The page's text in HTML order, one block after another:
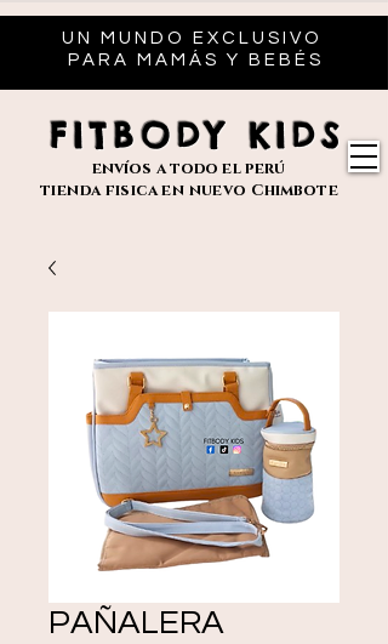
UN MUNDO EXCLUSIVO
PARA MAMÁS Y BEBÉS
FITBODY KIDS
envíos a todo el perú
tienda fisica en nuevo Chimbote
PAÑALERA